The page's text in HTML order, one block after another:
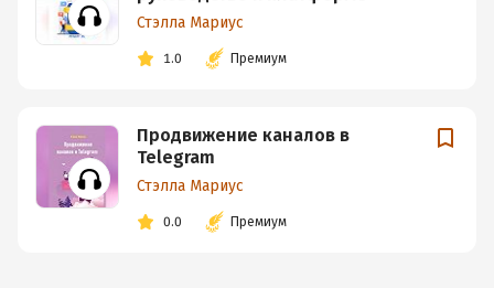
Стэлла Мариус
1.0 Премиум
Продвижение каналов в
Telegram
Стэлла Мариус
0.0 Премиум